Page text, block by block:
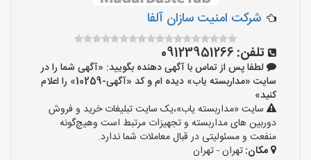
شرکت امنیت سازان آلفا
تلفن: 09123951266
لطفا پس از تماس با آگهی دهنده بگویید: «آگهی شما را در
سایت «مداربسته یاب» دیده ام و کد «آگهی-10259» را اعلام
کنید»
سایت «مداربسته یاب»،یک سایت تبلیغات خرید و فروش
دوربین های مداربسته و تجهیزات مرتبط است وهیچ‌گونه
منفعت و مسئولیتی در قبال معاملات شما ندارد.
مکان:تهران - تهران